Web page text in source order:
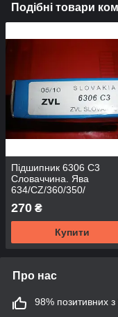
Подібні товари
Підшипник 6306 С3
Словаччина. Ява
634/CZ/360/350/
270 ₴
Купити
Про нас
98% позитивних з